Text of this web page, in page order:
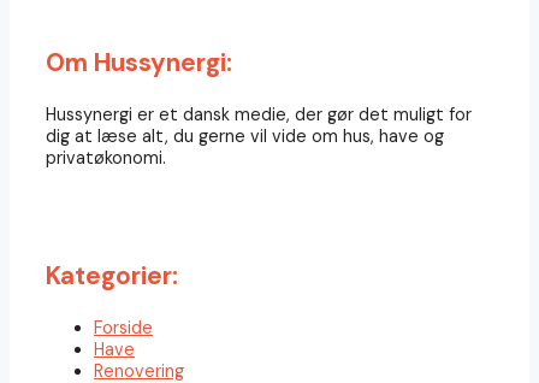
Om Hussynergi:
Hussynergi er et dansk medie, der gør det muligt for
dig at læse alt, du gerne vil vide om hus, have og
privatøkonomi.
Kategorier:
Forside
Have
Renovering